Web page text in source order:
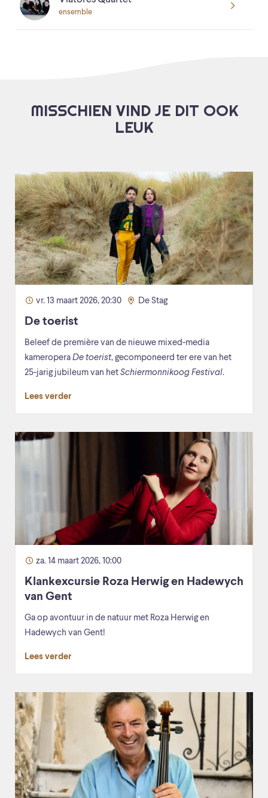
ensemble
MISSCHIEN VIND JE DIT OOK
LEUK
vr. 13 maart 2026, 20:30 De Stag
De toerist
Beleef de première van de nieuwe mixed-media
kameropera De toerist, gecomponeerd ter ere van het
25-jarig jubileum van het Schiermonnikoog Festival.
Lees verder
za. 14 maart 2026, 10:00
Klankexcursie Roza Herwig en Hadewych
van Gent
Ga op avontuur in de natuur met Roza Herwig en
Hadewych van Gent!
Lees verder